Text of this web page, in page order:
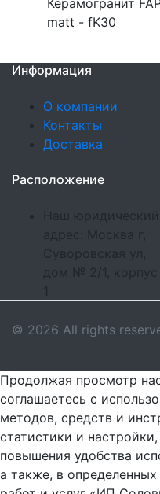
Керамогранит
matt - fK30
Информация
О компании
Контакты
Доставка
Расположение
Наш юридический
адрес: Москва г,
Суворовская ул,
дом № 2/1, корпус
© 2026 All rights
Продолжая просмотр
соглашаетесь с
методов, средств и
статистики и
повышения удобства
а также, в